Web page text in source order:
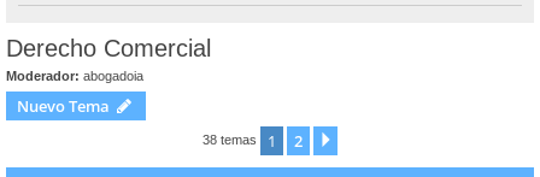
Derecho Comercial
Moderador: abogadoia
Nuevo Tema
38 temas 1 2